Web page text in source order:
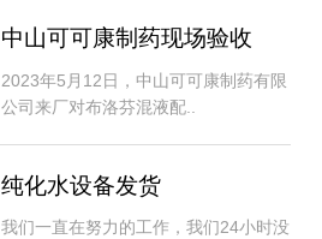
中山可可康制药现场验收
2023年5月12日，中山可可康制药有限
公司来厂对布洛芬混液配..
纯化水设备发货
我们一直在努力的工作，我们24小时没